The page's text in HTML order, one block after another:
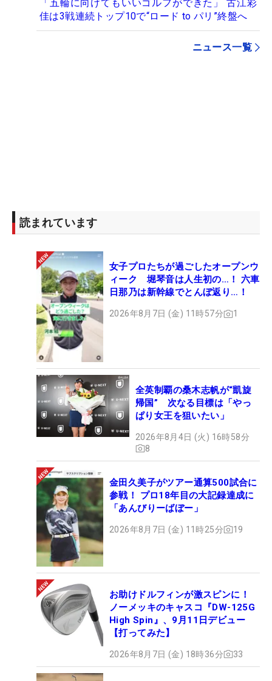
「五輪に向けてもいいゴルフができた」 古江彩
佳は3戦連続トップ10で“ロード to パリ”終盤へ
ニュース一覧
読まれています
女子プロたちが過ごしたオープンウ
ィーク 堀琴音は人生初の…！ 六車
日那乃は新幹線でとんぼ返り…！
2026年8月7日 (金) 11時57分 1
全英制覇の桑木志帆が“凱旋
帰国” 次なる目標は「やっ
ぱり女王を狙いたい」
2026年8月4日 (火) 16時58分
8
金田久美子がツアー通算500試合に
参戦！ プロ18年目の大記録達成に
「あんびりーばぼー」
2026年8月7日 (金) 11時25分 19
お助けドルフィンが激スピンに！
ノーメッキのキャスコ『DW-125G
High Spin』、9月11日デビュー
【打ってみた】
2026年8月7日 (金) 18時36分 33